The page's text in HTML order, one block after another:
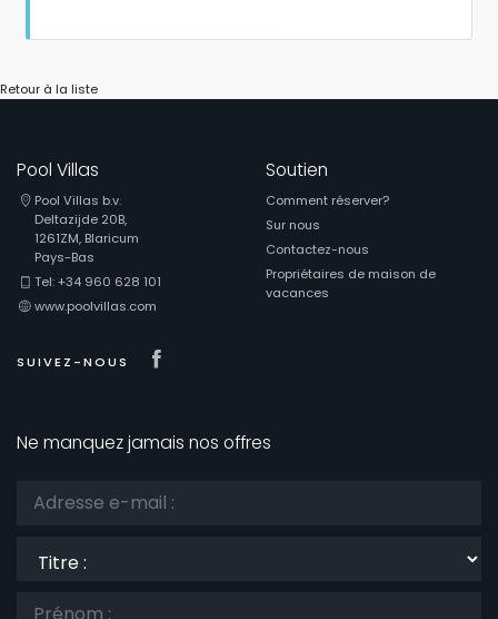
Retour à la liste
Pool Villas
Pool Villas b.v.
Deltazijde 20B,
1261ZM, Blaricum
Pays-Bas
Tel: +34 960 628 101
www.poolvillas.com
SUIVEZ-NOUS
Soutien
Comment réserver?
Sur nous
Contactez-nous
Propriétaires de maison de
vacances
Ne manquez jamais nos offres